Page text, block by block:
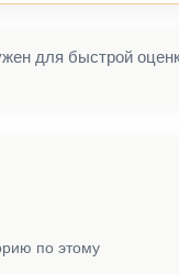
для быстрой
по этому